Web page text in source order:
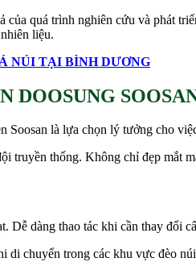
quá trình nghiên cứu và phát
liệu.
NÚI TẠI BÌNH DƯƠNG
Soosan là lựa chọn lý tưởng cho
truyền thống. Không chỉ đẹp mắt
Dễ dàng thao tác khi cần thay đổi
di chuyển trong các khu vực đèo